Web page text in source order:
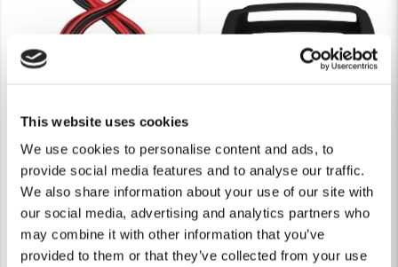
This website uses cookies
We use cookies to personalise content and ads, to
provide social media features and to analyse our traffic.
We also share information about your use of our site with
our social media, advertising and analytics partners who
may combine it with other information that you’ve
provided to them or that they’ve collected from your use
Ctek Förlängningskabel 2,5m
CTEK
CTEK Bumper som passar